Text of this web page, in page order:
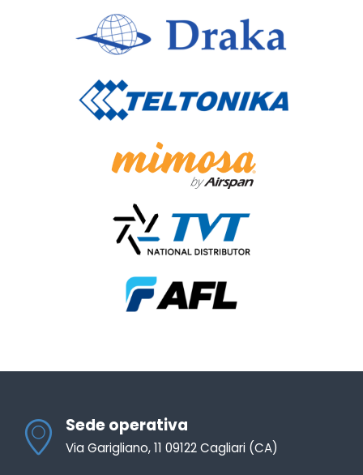
Sede operativa
Via Garigliano, 11 09122 Cagliari (CA)